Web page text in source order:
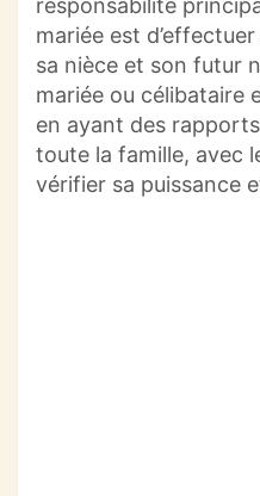
responsabilité
mariée est
sa nièce et son futur
mariée ou célibataire
en ayant des
toute la famille, avec
vérifier sa puissance